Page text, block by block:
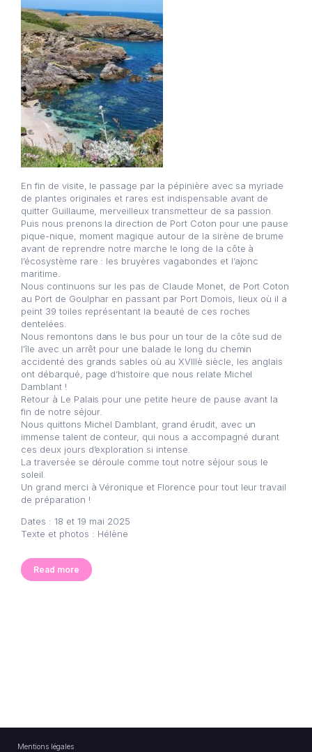
En fin de visite, le passage par la pépinière avec sa myriade
de plantes originales et rares est indispensable avant de
quitter Guillaume, merveilleux transmetteur de sa passion.
Puis nous prenons la direction de Port Coton pour une pause
pique-nique, moment magique autour de la sirène de brume
avant de reprendre notre marche le long de la côte à
l’écosystème rare : les bruyères vagabondes et l’ajonc
maritime.
Nous continuons sur les pas de Claude Monet, de Port Coton
au Port de Goulphar en passant par Port Domois, lieux où il a
peint 39 toiles représentant la beauté de ces roches
dentelées.
Nous remontons dans le bus pour un tour de la côte sud de
l’île avec un arrêt pour une balade le long du chemin
accidenté des grands sables où au XVIIIè siècle, les anglais
ont débarqué, page d’histoire que nous relate Michel
Damblant !
Retour à Le Palais pour une petite heure de pause avant la
fin de notre séjour.
Nous quittons Michel Damblant, grand érudit, avec un
immense talent de conteur, qui nous a accompagné durant
ces deux jours d’exploration si intense.
La traversée se déroule comme tout notre séjour sous le
soleil.
Un grand merci à Véronique et Florence pour tout leur travail
de préparation !
Dates : 18 et 19 mai 2025
Texte et photos : Hélène
Read more
Mentions légales